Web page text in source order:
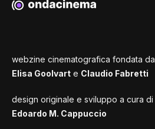
webzine cinematografica fondata da
Elisa Goolvart e Claudio Fabretti
design originale e sviluppo a cura di
Edoardo M. Cappuccio